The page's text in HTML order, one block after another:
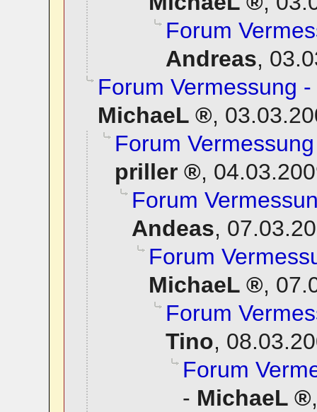
Forum
Andreas,
Forum Vermessung
MichaeL
,
Forum
priller
,
Forum
Andeas,
Forum
MichaeL
,
Forum
Tino,
Forum
- MichaeL